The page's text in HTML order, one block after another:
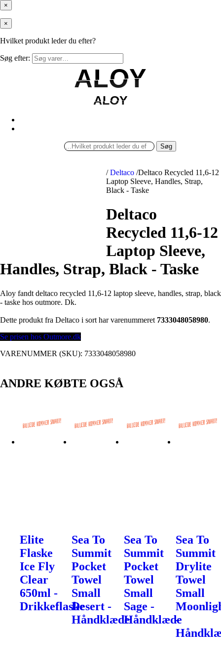
×
×
Hvilket produkt leder du efter?
Søg efter:
ALOY
ALOY
ALOY
ALOY
Søg
/ Deltaco /Deltaco Recycled 11,6-12
Laptop Sleeve, Handles, Strap,
Black - Taske
Deltaco
Recycled 11,6-12
Laptop Sleeve,
Handles, Strap, Black - Taske
Aloy fandt deltaco recycled 11,6-12 laptop sleeve, handles, strap, black
- taske hos outmore. Dk.
Dette produkt fra Deltaco i sort har varenummeret 7333048058980.
Se prisen hos Outmore.dk
VARENUMMER (SKU): 7333048058980
ANDRE KØBTE OGSÅ
Elite
Flaske
Ice Fly
Clear
650ml -
Drikkeflaske
Sea To
Summit
Pocket
Towel
Small
Desert -
Håndklæde
Sea To
Summit
Pocket
Towel
Small
Sage -
Håndklæde
Sea To
Summit
Drylite
Towel
Small
-